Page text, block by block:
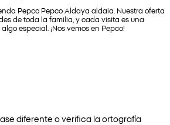
Pepco Pepco Aldaya aldaia. Nuestra oferta
de toda la familia, y cada visita es una
especial. ¡Nos vemos en Pepco!
diferente o verifica la ortografía